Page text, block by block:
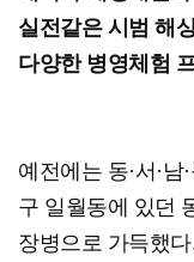
실전같은 시범 해
다양한 병영체험
예전에는 동·서·
구 일월동에 있던
장병으로 가득했